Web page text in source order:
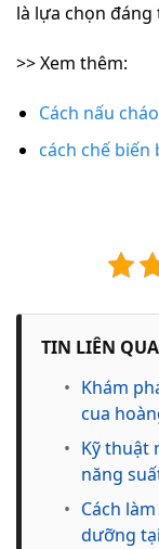
là lựa chọn đáng
>> Xem thêm:
Cách nấu
cách chế
TIN LIÊN
• Khám
cua
• Kỹ thuật
năng
• Cách
dưỡng